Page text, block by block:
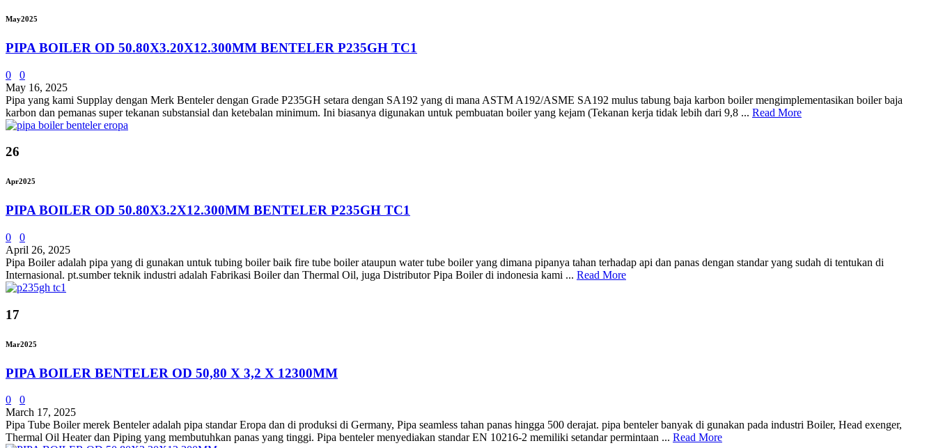
May2025
PIPA BOILER OD 50.80X3.20X12.300MM BENTELER P235GH TC1
0
0
May 16, 2025
Pipa yang kami Supplay dengan Merk Benteler dengan Grade P235GH setara dengan SA192 yang di mana ASTM A192/ASME SA192 mulus tabung baja karbon boiler mengimplementasikan boiler baja
karbon dan pemanas super tekanan substansial dan ketebalan minimum. Ini biasanya digunakan untuk pembuatan boiler yang kejam (Tekanan kerja tidak lebih dari 9,8 ... Read More
26
Apr2025
PIPA BOILER OD 50.80X3.2X12.300MM BENTELER P235GH TC1
0
0
April 26, 2025
Pipa Boiler adalah pipa yang di gunakan untuk tubing boiler baik fire tube boiler ataupun water tube boiler yang dimana pipanya tahan terhadap api dan panas dengan standar yang sudah di tentukan di
Internasional. pt.sumber teknik industri adalah Fabrikasi Boiler dan Thermal Oil, juga Distributor Pipa Boiler di indonesia kami ... Read More
17
Mar2025
PIPA BOILER BENTELER OD 50,80 X 3,2 X 12300MM
0
0
March 17, 2025
Pipa Tube Boiler merek Benteler adalah pipa standar Eropa dan di produksi di Germany, Pipa seamless tahan panas hingga 500 derajat. pipa benteler banyak di gunakan pada industri Boiler, Head exenger,
Thermal Oil Heater dan Piping yang membutuhkan panas yang tinggi. Pipa benteler menyediakan standar EN 10216-2 memiliki setandar permintaan ... Read More